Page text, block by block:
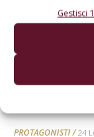
Gestisci
Dalla stessa
PROTAGONISTI 24